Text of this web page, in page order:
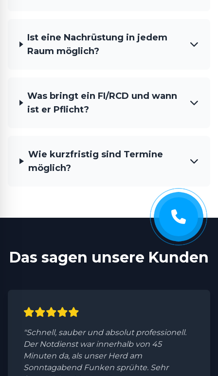
Ist eine Nachrüstung in jedem
Raum möglich?
Was bringt ein FI/RCD und wann
ist er Pflicht?
Wie kurzfristig sind Termine
möglich?
Das sagen unsere Kunden
"Schnell, sauber und absolut professionell.
Der Notdienst war innerhalb von 45
Minuten da, als unser Herd am
Sonntagabend Funken sprühte. Sehr